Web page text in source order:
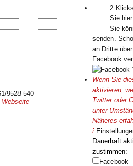
9528-540
Webseite
2
Sie
Sie
senden.
an Dritte
Facebook
Wenn Sie
aktivieren,
Twitter oder
unter
Näheres
i.
Dauerhaft
zustimmen:
Facebook